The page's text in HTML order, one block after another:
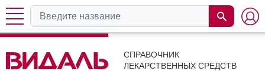
СПРАВОЧНИК
ЛЕКАРСТВЕННЫХ СРЕДСТВ